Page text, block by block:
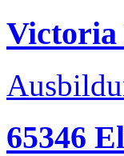
65346